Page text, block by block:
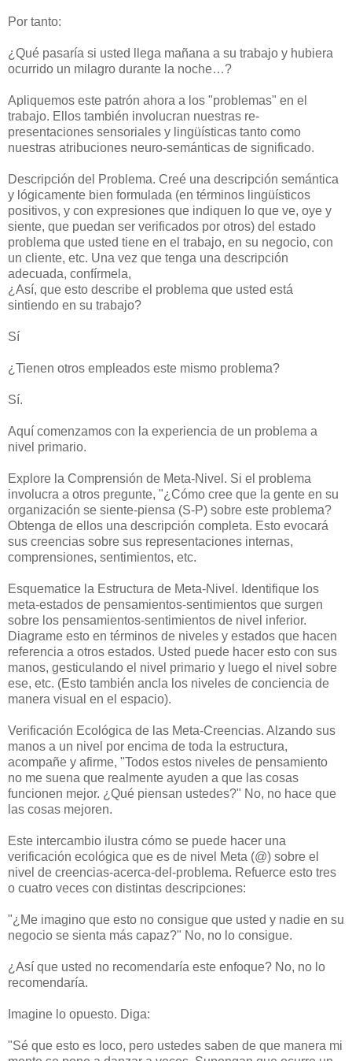
Por tanto:
¿Qué pasaría si usted llega mañana a su trabajo y hubiera
ocurrido un milagro durante la noche…?
Apliquemos este patrón ahora a los "problemas" en el
trabajo. Ellos también involucran nuestras re-
presentaciones sensoriales y lingüísticas tanto como
nuestras atribuciones neuro-semánticas de significado.
Descripción del Problema. Creé una descripción semántica
y lógicamente bien formulada (en términos lingüísticos
positivos, y con expresiones que indiquen lo que ve, oye y
siente, que puedan ser verificados por otros) del estado
problema que usted tiene en el trabajo, en su negocio, con
un cliente, etc. Una vez que tenga una descripción
adecuada, confírmela,
¿Así, que esto describe el problema que usted está
sintiendo en su trabajo?
Sí
¿Tienen otros empleados este mismo problema?
Sí.
Aquí comenzamos con la experiencia de un problema a
nivel primario.
Explore la Comprensión de Meta-Nivel. Si el problema
involucra a otros pregunte, "¿Cómo cree que la gente en su
organización se siente-piensa (S-P) sobre este problema?
Obtenga de ellos una descripción completa. Esto evocará
sus creencias sobre sus representaciones internas,
comprensiones, sentimientos, etc.
Esquematice la Estructura de Meta-Nivel. Identifique los
meta-estados de pensamientos-sentimientos que surgen
sobre los pensamientos-sentimientos de nivel inferior.
Diagrame esto en términos de niveles y estados que hacen
referencia a otros estados. Usted puede hacer esto con sus
manos, gesticulando el nivel primario y luego el nivel sobre
ese, etc. (Esto también ancla los niveles de conciencia de
manera visual en el espacio).
Verificación Ecológica de las Meta-Creencias. Alzando sus
manos a un nivel por encima de toda la estructura,
acompañe y afirme, "Todos estos niveles de pensamiento
no me suena que realmente ayuden a que las cosas
funcionen mejor. ¿Qué piensan ustedes?" No, no hace que
las cosas mejoren.
Este intercambio ilustra cómo se puede hacer una
verificación ecológica que es de nivel Meta (@) sobre el
nivel de creencias-acerca-del-problema. Refuerce esto tres
o cuatro veces con distintas descripciones:
"¿Me imagino que esto no consigue que usted y nadie en su
negocio se sienta más capaz?" No, no lo consigue.
¿Así que usted no recomendaría este enfoque? No, no lo
recomendaría.
Imagine lo opuesto. Diga:
"Sé que esto es loco, pero ustedes saben de que manera mi